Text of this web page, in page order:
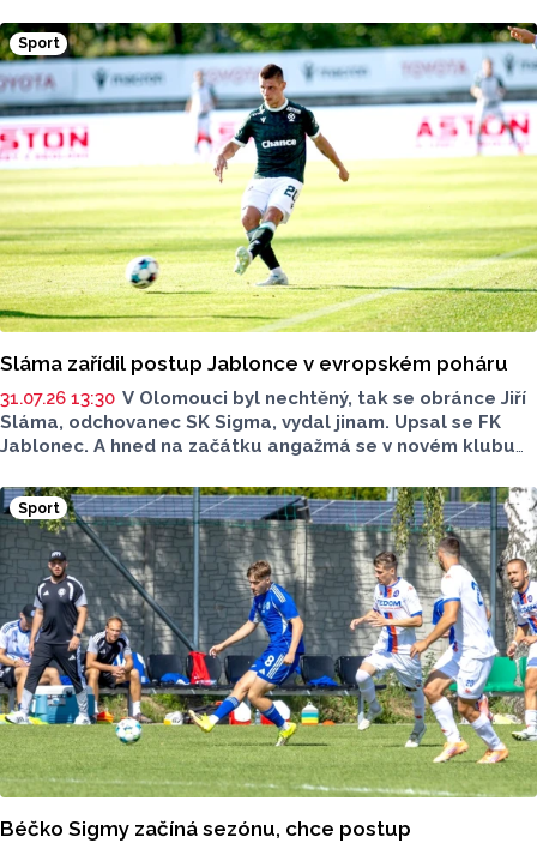
to napsala na svém webu.
Sport
Sláma zařídil postup Jablonce v evropském poháru
31.07.26 13:30 V Olomouci byl nechtěný, tak se obránce Jiří
Sláma, odchovanec SK Sigma, vydal jinam. Upsal se FK
Jablonec. A hned na začátku angažmá se v novém klubu
vyplatil. Právě centry Jiřího Slámy totiž poslaly Jablonec
přes chorvatský Varaždín do 3. předkola Konferenční ligy.
Sport
Béčko Sigmy začíná sezónu, chce postup